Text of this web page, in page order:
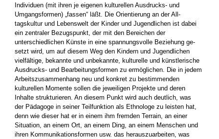
Individuen (mit ihren je eige­nen kulturellen Ausdrucks- und
Umgangsfor­men) „fassen“ läßt. Die Orientierung an der All­
tagskultur und Lebenswelt der Kinder und Ju­gendlichen ist dabei
ein zentraler Bezugspunkt, der mit den Bereichen der
unterschiedlichen Künste in eine spannungsvolle Beziehung ge­
setzt wird, um auf diesem Weg den Kindern und Jugendlichen
vielfältige, bekannte und unbe­kannte, kulturelle und künstlerische
Ausdrucks- ­und Bearbeitungsformen zu ermöglichen. Die in jedem
Arbeitszusammenhang neu und konkret zu bestimmenden
kulturellen Momente sollen die jeweiligen Projekte und deren
Inhalte struk­turieren. An diesem Punkt wird auch deutlich, was
der Pädagoge in seiner Teilfunktion als Ethnologe zu leisten hat,
denn wie dieser hat er in einem ihm fremden Terrain, an einer
Situation, an einem Ort, an einem Ding, an einem Men­schen und
ihren Kommunikationsformen usw. das herauszuarbeiten, was